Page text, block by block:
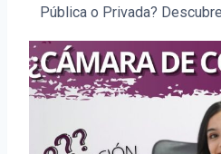
Pública o Privada?